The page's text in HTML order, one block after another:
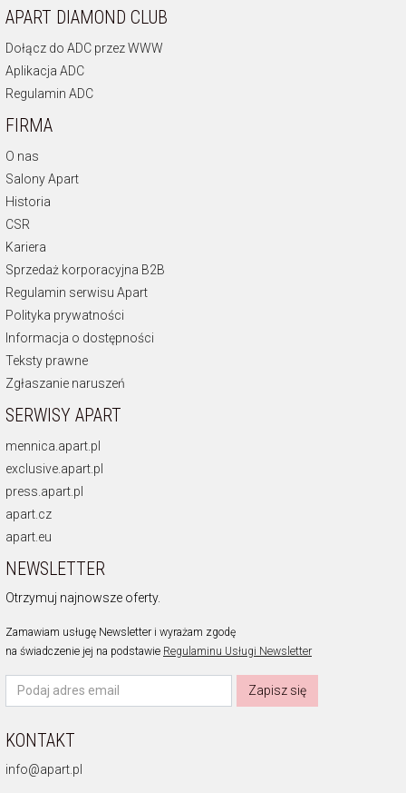
APART DIAMOND CLUB
Dołącz do ADC przez WWW
Aplikacja ADC
Regulamin ADC
FIRMA
O nas
Salony Apart
Historia
CSR
Kariera
Sprzedaż korporacyjna B2B
Regulamin serwisu Apart
Polityka prywatności
Informacja o dostępności
Teksty prawne
Zgłaszanie naruszeń
SERWISY APART
mennica.apart.pl
exclusive.apart.pl
press.apart.pl
apart.cz
apart.eu
NEWSLETTER
Otrzymuj najnowsze oferty.
Zamawiam usługę Newsletter i wyrażam zgodę
na świadczenie jej na podstawie Regulaminu Usługi Newsletter
Zapisz się
KONTAKT
info@apart.pl